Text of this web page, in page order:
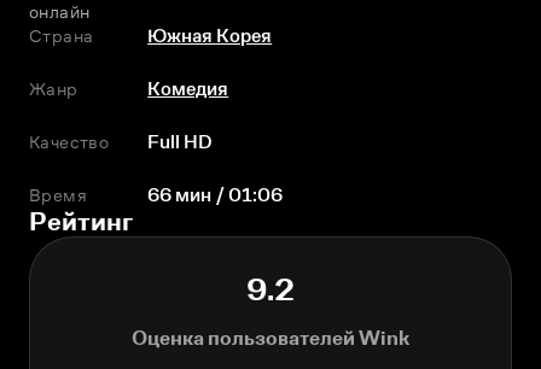
онлайн
Страна
Южная Корея
Жанр Комедия
Качество Full HD
Время 66 мин / 01:06
Рейтинг
9.2
Оценка пользователей Wink